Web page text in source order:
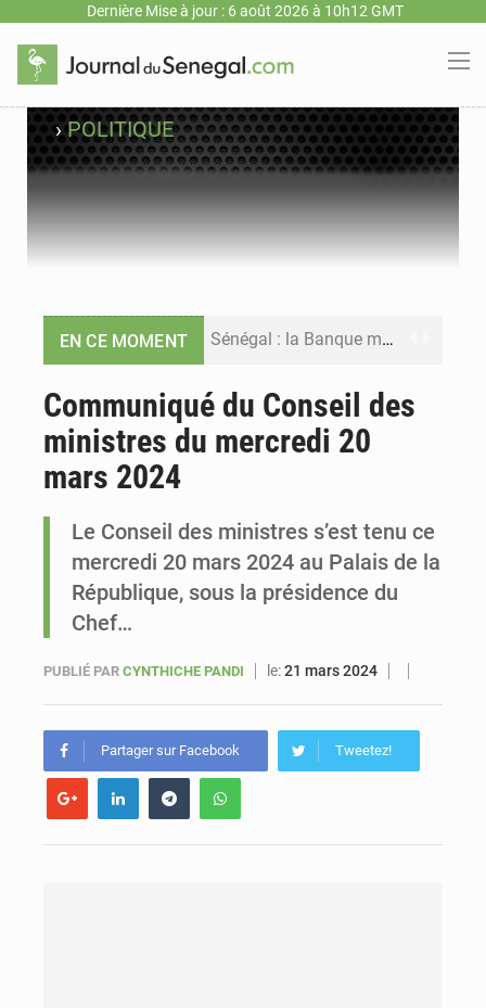
Dernière Mise à jour : 6 août 2026 à 10h12 GMT
›POLITIQUE
EN CE MOMENT Sénégal : la Banque mondiale annonce un financement de 340 milliards FCFA pour soutenir les priorités de la Vision Sénégal 2050
Sénégal : la presse salue le nouvel appui financier de la Banque mondiale
Sénégal : Ousmane Diagne prêtera serment le 11 août comme président du Conseil constitutionnel
Communiqué du Conseil des
ministres du mercredi 20
mars 2024
Le Conseil des ministres s’est tenu ce
mercredi 20 mars 2024 au Palais de la
République, sous la présidence du
Chef…
PUBLIÉ PAR CYNTHICHE PANDI le:21 mars 2024
Partager sur Facebook Tweetez!